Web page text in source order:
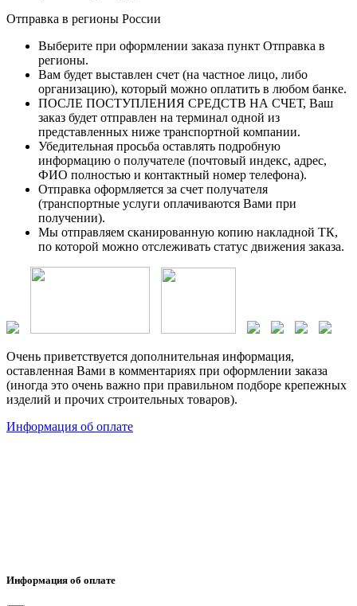
Отправка в регионы России
Выберите при оформлении заказа пункт Отправка в
регионы.
Вам будет выставлен счет (на частное лицо, либо
организацию), который можно оплатить в любом банке.
ПОСЛЕ ПОСТУПЛЕНИЯ СРЕДСТВ НА СЧЕТ, Ваш
заказ будет отправлен на терминал одной из
представленных ниже транспортной компании.
Убедительная просьба оставлять подробную
информацию о получателе (почтовый индекс, адрес,
ФИО полностью и контактный номер телефона).
Отправка оформляется за счет получателя
(транспортные услуги оплачиваются Вами при
получении).
Мы отправляем сканированную копию накладной ТК,
по которой можно отслеживать статус движения заказа.
Очень приветствуется дополнительная информация,
оставленная Вами в комментариях при оформлении заказа
(иногда это очень важно при правильном подборе крепежных
изделий и прочих строительных товаров).
Информация об оплате
Информация об оплате